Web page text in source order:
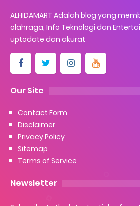
ALHIDAMART Adalah blog yang
olahraga, Info Teknologi dan
uptodate dan akurat
Our Site
Contact Form
Disclaimer
Privacy Policy
Sitemap
Terms of Service
Newsletter